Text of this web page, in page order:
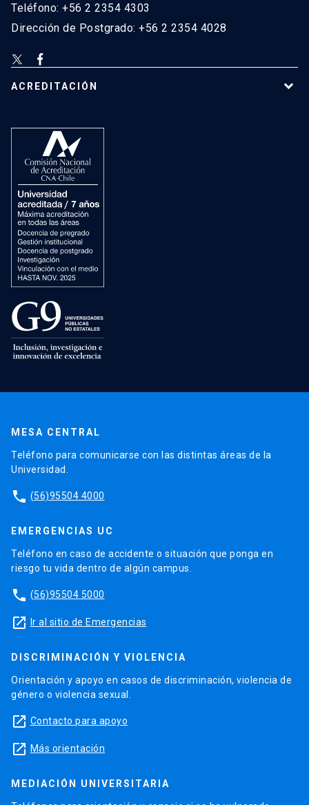
Teléfono: +56 2 2354 4303
Dirección de Postgrado: +56 2 2354 4028
ACREDITACIÓN
MESA CENTRAL
Teléfono para comunicarse con las distintas áreas de la
Universidad.
phone (56)95504 4000
EMERGENCIAS UC
Teléfono en caso de accidente o situación que ponga en
riesgo tu vida dentro de algún campus.
phone (56)95504 5000
launch Ir al sitio de Emergencias
DISCRIMINACIÓN Y VIOLENCIA
Orientación y apoyo en casos de discriminación, violencia de
género o violencia sexual.
launch Contacto para apoyo
launch Más orientación
MEDIACIÓN UNIVERSITARIA